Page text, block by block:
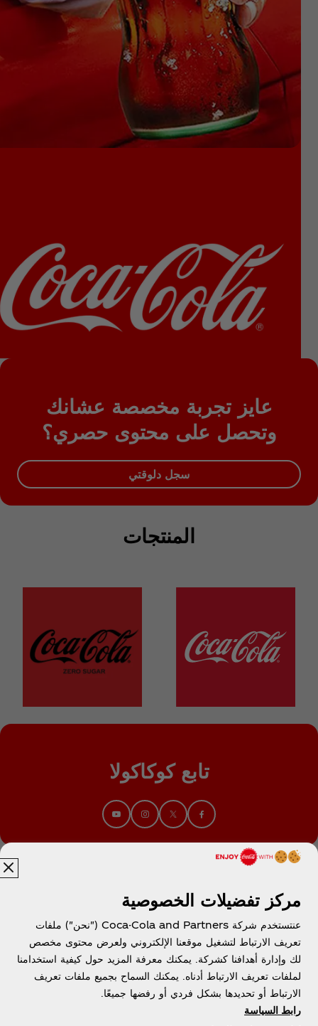
عايز تجربة مخصصة عشانك
وتحصل على محتوى حصري؟
سجل دلوقتي
المنتجات
تابع كوكاكولا
مصر | عربي
مركز تفضيلات الخصوصية
عنتستخدم شركة Coca-Cola and Partners ("نحن") ملفات
تعريف الارتباط لتشغيل موقعنا الإلكتروني ولعرض محتوى مخصص
لك وإدارة أهدافنا كشركة. يمكنك معرفة المزيد حول كيفية استخدامنا
لملفات تعريف الارتباط أدناه. يمكنك السماح بجميع ملفات تعريف
الارتباط أو تحديدها بشكل فردي أو رفضها جميعًا.
رابط السياسة